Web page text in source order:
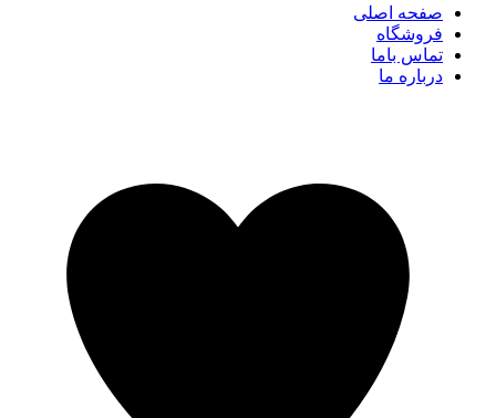
صفحه اصلی
فروشگاه
تماس باما
درباره ما